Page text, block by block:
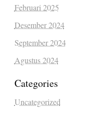
Februari 2025
Desember 2024
September 2024
Agustus 2024
Categories
Uncategorized